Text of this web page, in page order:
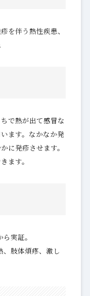
を伴う熱性疾患、
で熱が出て感冒な
ます。なかなか発
に発疹させます。
ます。
実証。
、肢体煩疼、激し